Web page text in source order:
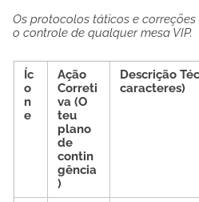
Os protocolos táticos e
o controle de qualquer mesa VIP.
Íc
o
n
e
Ação
Correti
va (O
teu
plano
de
contin
gência
)
Descrição
caracteres)